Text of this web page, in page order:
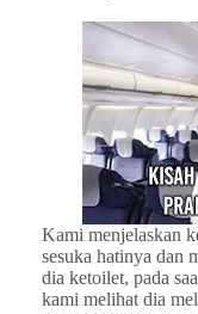
Kami menjelaskan
sesuka hatinya dan
dia ketoilet, pada
kami melihat dia